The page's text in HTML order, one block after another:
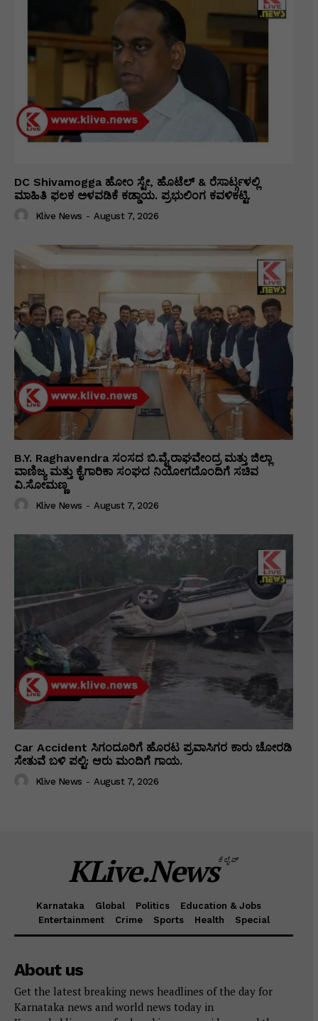
DC Shivamogga ಹೋಂ ಸ್ಟೇ, ಹೊಟೆಲ್ & ರೆಸಾರ್ಟ್ಗಳಲ್ಲಿ
ಮಾಹಿತಿ ಫಲಕ ಅಳವಡಿಕೆ ಕಡ್ಡಾಯ. ಪ್ರಭುಲಿಂಗ ಕವಳಿಕಟ್ಟಿ.
Klive News - August 7, 2026
B.Y. Raghavendra ಸಂಸದ ಬಿ.ವೈ.ರಾಘವೇಂದ್ರ ಮತ್ತು ಜಿಲ್ಲಾ
ವಾಣಿಜ್ಯ ಮತ್ತು ಕೈಗಾರಿಕಾ ಸಂಘದ ನಿಯೋಗದೊಂದಿಗೆ ಸಚಿವ
ವಿ‌.ಸೋಮಣ್ಣ
Klive News - August 7, 2026
Car Accident ಸಿಗಂದೂರಿಗೆ ಹೊರಟ ಪ್ರವಾಸಿಗರ ಕಾರು ಚೋರಡಿ
ಸೇತುವೆ ಬಳಿ ಪಲ್ಟಿ: ಆರು ಮಂದಿಗೆ ಗಾಯ.
Klive News - August 7, 2026
KLive.Newsಕೆಲೈವ್
Karnataka Global Politics
Education & Jobs
Entertainment
Crime Sports Health Special
About us
Get the latest breaking news headlines of the day for
Karnataka news and world news today in